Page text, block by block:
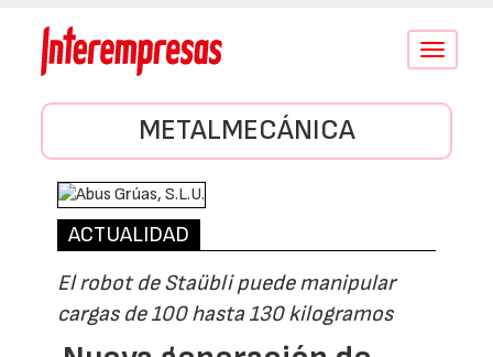
Conmutar
METALMECÁNICA
ACTUALIDAD
El robot de Staübli puede manipular
cargas de 100 hasta 130 kilogramos